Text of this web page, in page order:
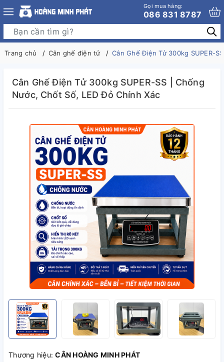
Gọi mua hàng:
086 831 8787
Trang chủ Cân ghế điện tử Cân Ghế Điện Tử 300kg SUPER-
Cân Ghế Điện Tử 300kg SUPER-SS | Chống
Nước, Chốt Số, LED Đỏ Chính Xác
Thương hiệu:CÂN HOÀNG MINH PHÁT